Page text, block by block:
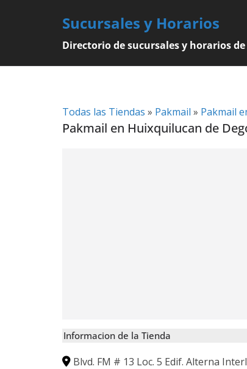
Sucursales y Horarios
Directorio de sucursales y horarios
Todas las Tiendas » Pakmail » Pakmail
Pakmail en Huixquilucan de
Informacion de la Tienda
Blvd. FM # 13 Loc. 5 Edif. Alterna